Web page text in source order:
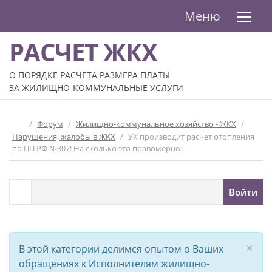
Меню ≡
РАСЧЕТ ЖКХ
О ПОРЯДКЕ РАСЧЕТА РАЗМЕРА ПЛАТЫ
ЗА ЖИЛИЩНО-КОММУНАЛЬНЫЕ УСЛУГИ
/ Форум / Жилищно-коммунальное хозяйство - ЖКХ /
Нарушения, жалобы в ЖКХ / УК производит расчет отопления
по ПП РФ №307! На сколько это правомерно?
Войти
×
В этой категории делимся опытом о Ваших
обращениях к Исполнителям жилищно-